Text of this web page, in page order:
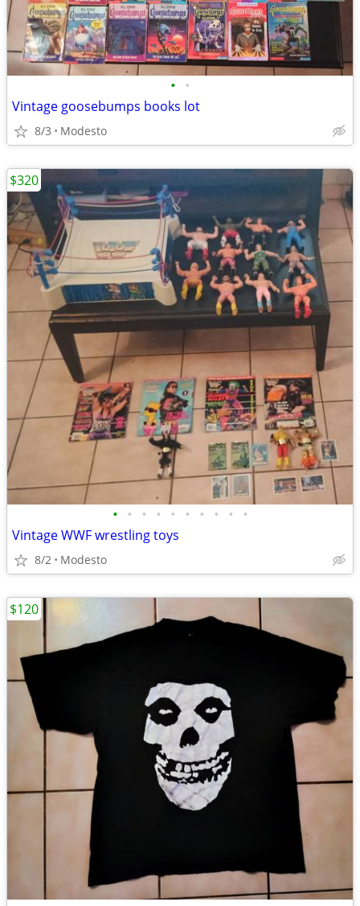
• •
Vintage goosebumps books lot
8/3 Modesto
• • • • • • • • • •
Vintage WWF wrestling toys
8/2 Modesto
$320
$120